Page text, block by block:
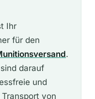
Ihr
für den
.
darauf
und
von